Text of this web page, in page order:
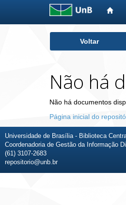
Voltar
Não há
Não há documentos
Página inicial do
Universidade de Brasília - Biblioteca
Coordenadoria de Gestão da Informação
(61) 3107-2683
repositorio@unb.br